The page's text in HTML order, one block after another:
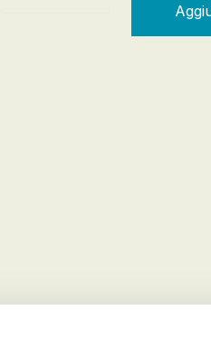
Assassinio al Comitato